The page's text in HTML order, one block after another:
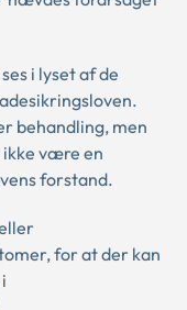
i lyset af de
behandling, men
ikke være en
forstand.
for at der kan